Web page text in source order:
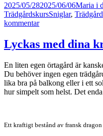
Postat
2025/05/282025/06/06Maria i
TrädgårdskursTaggar
Sniglar,
kommentartill
jag
när
sniglarna
invaderar
trädgården?
Lyckas med dina
En liten egen örtagård är
Du behöver ingen egen
lika bra på balkong eller i ett
hur simpelt som helst. Det
Ett kraftigt bestånd av fransk